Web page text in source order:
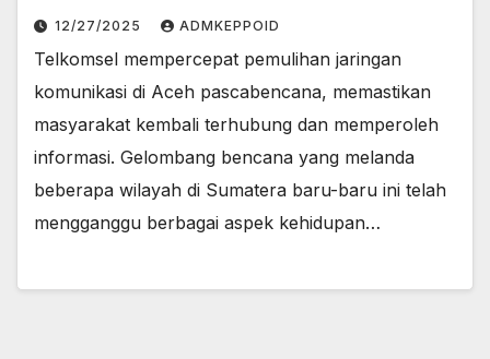
12/27/2025 ADMKEPPOID
Telkomsel mempercepat pemulihan jaringan
komunikasi di Aceh pascabencana, memastikan
masyarakat kembali terhubung dan memperoleh
informasi. Gelombang bencana yang melanda
beberapa wilayah di Sumatera baru-baru ini telah
mengganggu berbagai aspek kehidupan…